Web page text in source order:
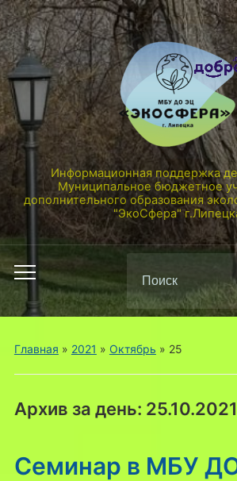
Информационная поддержка
Муниципальное бюджетное
дополнительного образования
"ЭкоСфера"
Переключить
мобильное
меню
по:
Главная » 2021 » Октябрь » 25
Архив за день: 25.10.2021
Семинар в МБУ